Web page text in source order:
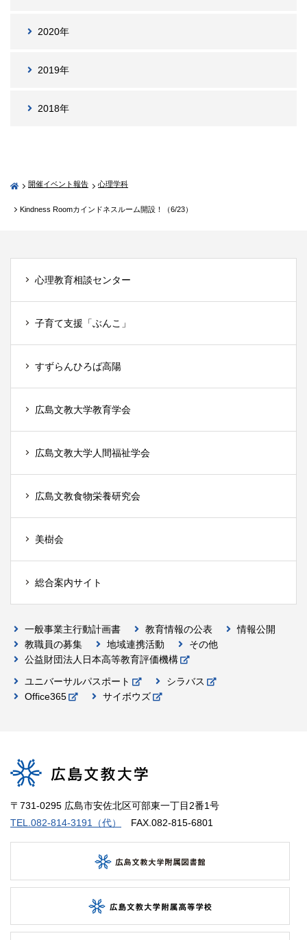
2020年
2019年
2018年
開催イベント報告 心理学科
Kindness Roomカインドネスルーム開設！（6/23）
心理教育相談センター
子育て支援「ぶんこ」
すずらんひろば高陽
広島文教大学教育学会
広島文教大学人間福祉学会
広島文教食物栄養研究会
美樹会
総合案内サイト
一般事業主行動計画書 教育情報の公表
情報公開
教職員の募集
地域連携活動
その他
公益財団法人日本高等教育評価機構
ユニバーサルパスポート
シラバス
Office365
サイボウズ
〒731-0295 広島市安佐北区可部東一丁目2番1号
TEL.082-814-3191（代）
FAX.082-815-6801